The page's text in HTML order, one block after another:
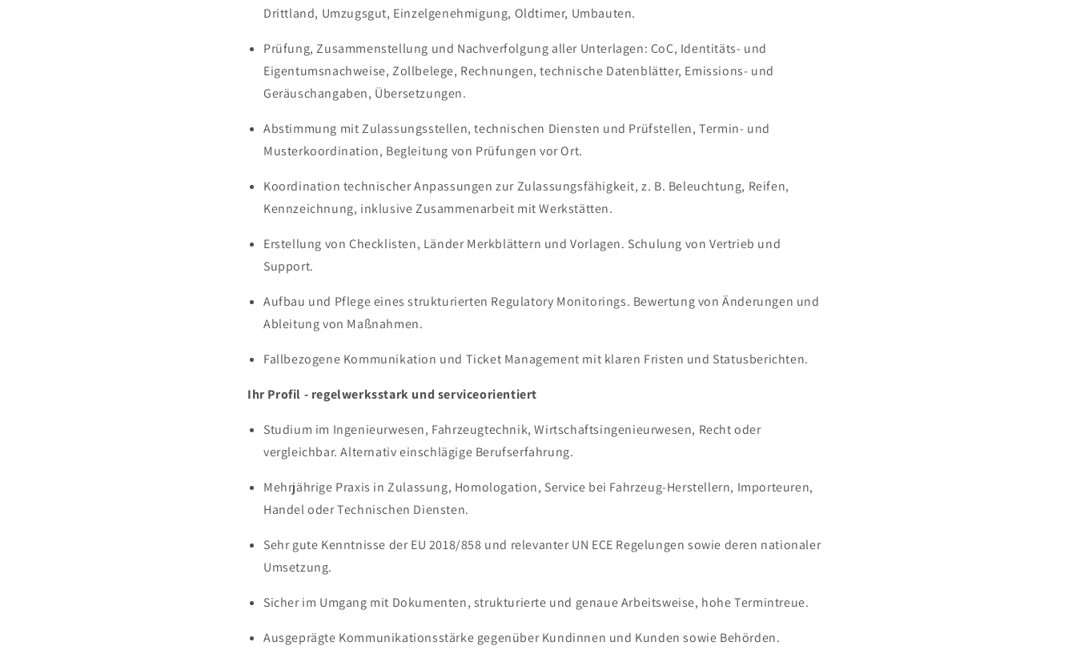
Drittland, Umzugsgut, Einzelgenehmigung, Oldtimer, Umbauten.
Prüfung, Zusammenstellung und Nachverfolgung aller Unterlagen: CoC, Identitäts- und
Eigentumsnachweise, Zollbelege, Rechnungen, technische Datenblätter, Emissions- und
Geräuschangaben, Übersetzungen.
Abstimmung mit Zulassungsstellen, technischen Diensten und Prüfstellen, Termin- und
Musterkoordination, Begleitung von Prüfungen vor Ort.
Koordination technischer Anpassungen zur Zulassungsfähigkeit, z. B. Beleuchtung, Reifen,
Kennzeichnung, inklusive Zusammenarbeit mit Werkstätten.
Erstellung von Checklisten, Länder Merkblättern und Vorlagen. Schulung von Vertrieb und
Support.
Aufbau und Pflege eines strukturierten Regulatory Monitorings. Bewertung von Änderungen und
Ableitung von Maßnahmen.
Fallbezogene Kommunikation und Ticket Management mit klaren Fristen und Statusberichten.
Ihr Profil - regelwerksstark und serviceorientiert
Studium im Ingenieurwesen, Fahrzeugtechnik, Wirtschaftsingenieurwesen, Recht oder
vergleichbar. Alternativ einschlägige Berufserfahrung.
Mehrjährige Praxis in Zulassung, Homologation, Service bei Fahrzeug-Herstellern, Importeuren,
Handel oder Technischen Diensten.
Sehr gute Kenntnisse der EU 2018/858 und relevanter UN ECE Regelungen sowie deren nationaler
Umsetzung.
Sicher im Umgang mit Dokumenten, strukturierte und genaue Arbeitsweise, hohe Termintreue.
Ausgeprägte Kommunikationsstärke gegenüber Kundinnen und Kunden sowie Behörden.